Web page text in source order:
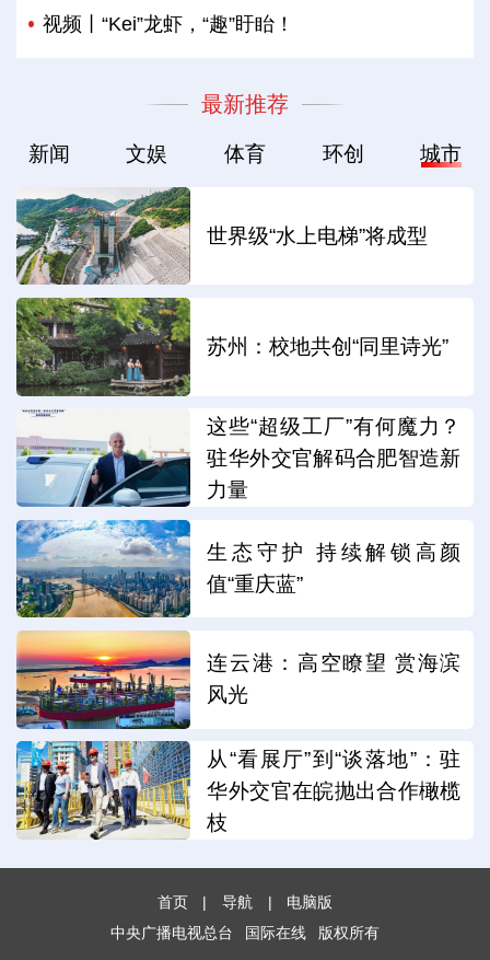
视频丨“Kei”龙虾，“趣”盱眙！
最新推荐
新闻 文娱 体育 环创 城市
世界级“水上电梯”将成型
苏州：校地共创“同里诗光”
这些“超级工厂”有何魔力？
驻华外交官解码合肥智造新
力量
生态守护 持续解锁高颜
值“重庆蓝”
连云港：高空瞭望 赏海滨
风光
从“看展厅”到“谈落地”：驻
华外交官在皖抛出合作橄榄
枝
首页 | 导航 |
电脑版
中央广播电视总台
国际在线 版权所有